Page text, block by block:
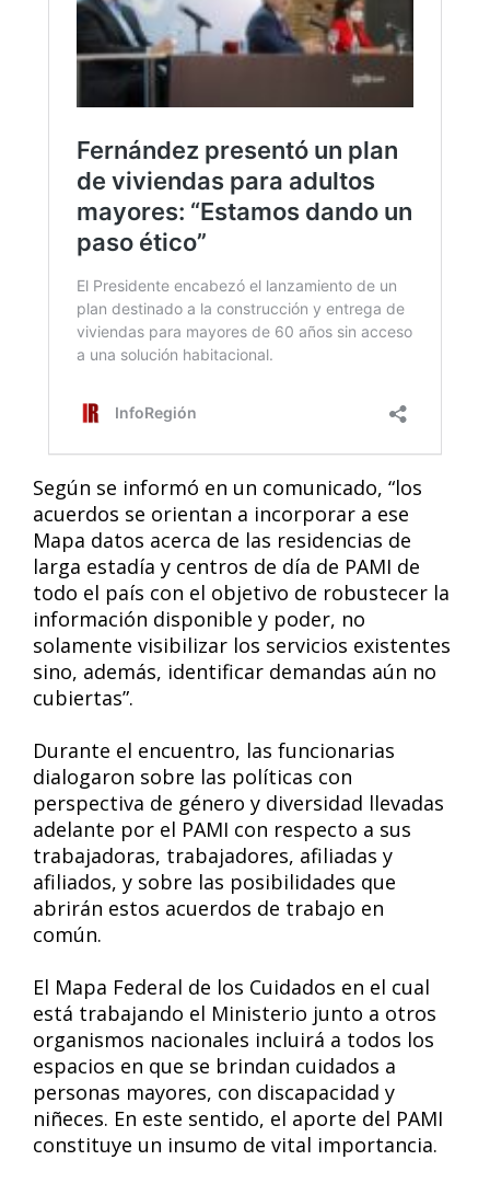
Según se informó en un comunicado, “los
acuerdos se orientan a incorporar a ese
Mapa datos acerca de las residencias de
larga estadía y centros de día de PAMI de
todo el país con el objetivo de robustecer la
información disponible y poder, no
solamente visibilizar los servicios existentes
sino, además, identificar demandas aún no
cubiertas”.
Durante el encuentro, las funcionarias
dialogaron sobre las políticas con
perspectiva de género y diversidad llevadas
adelante por el PAMI con respecto a sus
trabajadoras, trabajadores, afiliadas y
afiliados, y sobre las posibilidades que
abrirán estos acuerdos de trabajo en
común.
El Mapa Federal de los Cuidados en el cual
está trabajando el Ministerio junto a otros
organismos nacionales incluirá a todos los
espacios en que se brindan cuidados a
personas mayores, con discapacidad y
niñeces. En este sentido, el aporte del PAMI
constituye un insumo de vital importancia.